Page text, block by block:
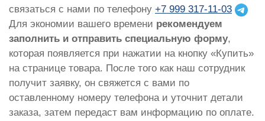
связаться с нами по телефону +7 999 317-11-03
Для экономии вашего времени рекомендуем
заполнить и отправить специальную форму,
которая появляется при нажатии на кнопку «Купить»
на странице товара. После того как наш сотрудник
получит заявку, он свяжется с вами по
оставленному номеру телефона и уточнит детали
заказа, затем передаст вам информацию по оплате.